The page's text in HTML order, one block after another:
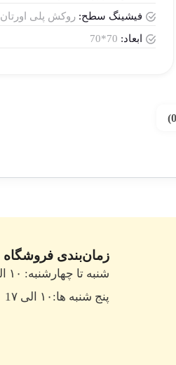
فیشینگ سطح: روکش پلی اورتان
ابعاد: 70*70
زمان‌بندی فروشگاه
شنبه تا چهارشنبه: ۱۰ الی ۲۱
پنج شنبه ها:۱۰ الی 1۷